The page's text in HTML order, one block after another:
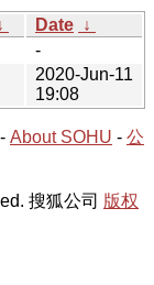
Date ↓
-
2020-Jun-11
19:08
- About SOHU - 公
搜狐公司 版权